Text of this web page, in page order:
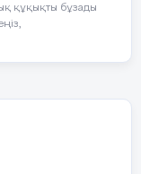
речевые
құқықты бұзады